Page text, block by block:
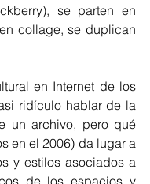
se parten en
collage, se duplican
en Internet de los
ridículo hablar de la
un archivo, pero qué
en el 2006) da lugar a
y estilos asociados a
de los espacios y